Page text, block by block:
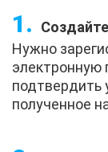
Нужно
электронную
подтвердить
полученное